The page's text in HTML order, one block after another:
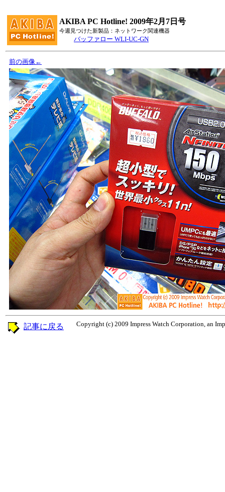
AKIBA PC Hotline! 2009年2月7日号
今週見つけた新製品：ネットワーク関連機器
バッファロー WLI-UC-GN
前の画像←
記事に戻る Copyright (c) 2009 Impress Watch Corporation, an